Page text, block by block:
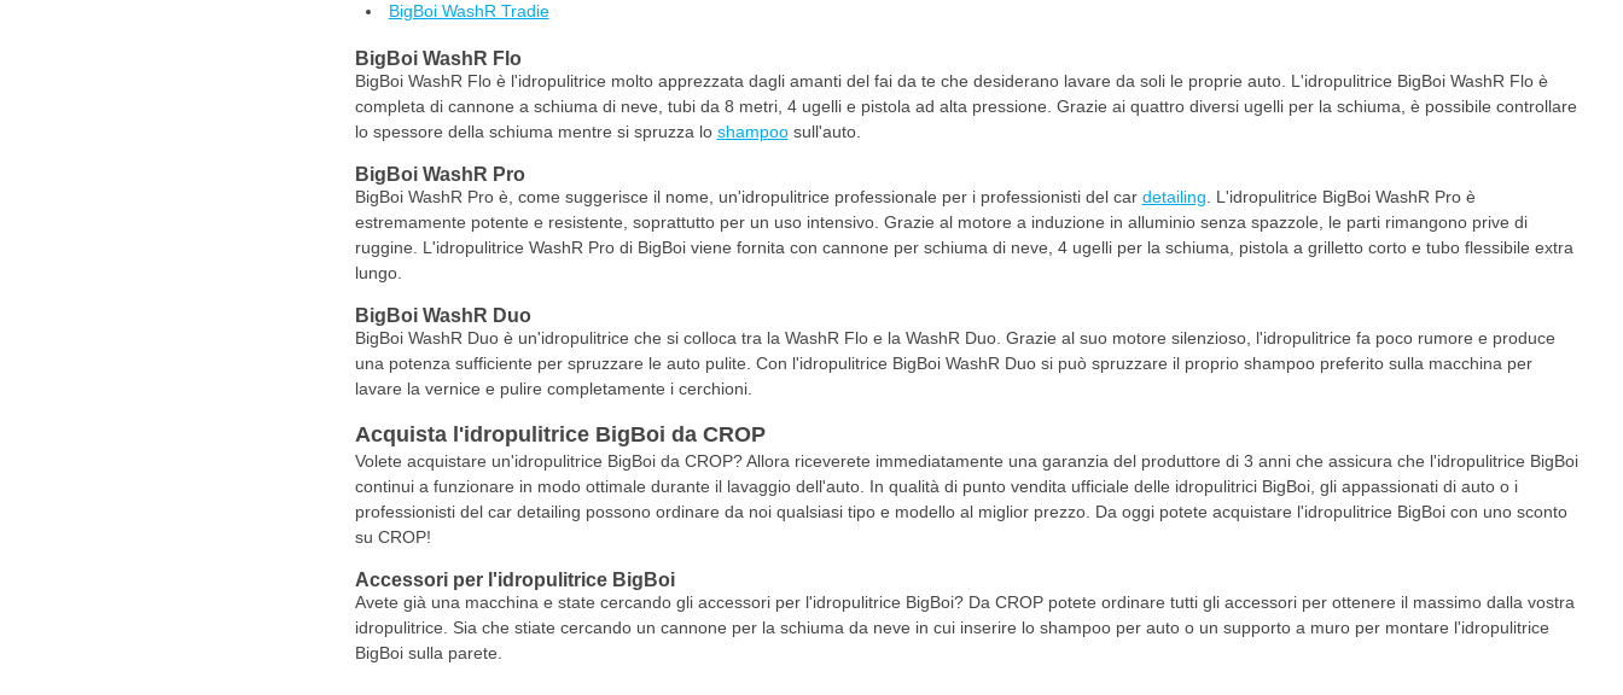
BigBoi WashR Tradie
BigBoi WashR Flo
BigBoi WashR Flo è l'idropulitrice molto apprezzata dagli amanti del fai da te che desiderano lavare da soli le proprie auto. L'idropulitrice BigBoi WashR Flo è
completa di cannone a schiuma di neve, tubi da 8 metri, 4 ugelli e pistola ad alta pressione. Grazie ai quattro diversi ugelli per la schiuma, è possibile controllare
lo spessore della schiuma mentre si spruzza lo shampoosull'auto.
BigBoi WashR Pro
BigBoi WashR Pro è, come suggerisce il nome, un'idropulitrice professionale per i professionisti del car detailing . L'idropulitrice BigBoi WashR Pro è
estremamente potente e resistente, soprattutto per un uso intensivo. Grazie al motore a induzione in alluminio senza spazzole, le parti rimangono prive di
ruggine. L'idropulitrice WashR Pro di BigBoi viene fornita con cannone per schiuma di neve, 4 ugelli per la schiuma, pistola a grilletto corto e tubo flessibile extra
lungo.
BigBoi WashR Duo
BigBoi WashR Duo è un'idropulitrice che si colloca tra la WashR Flo e la WashR Duo. Grazie al suo motore silenzioso, l'idropulitrice fa poco rumore e produce
una potenza sufficiente per spruzzare le auto pulite. Con l'idropulitrice BigBoi WashR Duo si può spruzzare il proprio shampoo preferito sulla macchina per
lavare la vernice e pulire completamente i cerchioni.
Acquista l'idropulitrice BigBoi da CROP
Volete acquistare un'idropulitrice BigBoi da CROP? Allora riceverete immediatamente una garanzia del produttore di 3 anni che assicura che l'idropulitrice BigBoi
continui a funzionare in modo ottimale durante il lavaggio dell'auto. In qualità di punto vendita ufficiale delle idropulitrici BigBoi, gli appassionati di auto o i
professionisti del car detailing possono ordinare da noi qualsiasi tipo e modello al miglior prezzo. Da oggi potete acquistare l'idropulitrice BigBoi con uno sconto
su CROP!
Accessori per l'idropulitrice BigBoi
Avete già una macchina e state cercando gli accessori per l'idropulitrice BigBoi? Da CROP potete ordinare tutti gli accessori per ottenere il massimo dalla vostra
idropulitrice. Sia che stiate cercando un cannone per la schiuma da neve in cui inserire lo shampoo per auto o un supporto a muro per montare l'idropulitrice
BigBoi sulla parete.